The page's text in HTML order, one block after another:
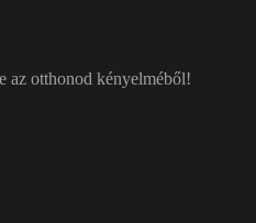
az otthonod kényelméből!